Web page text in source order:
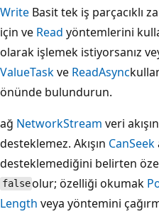
Write Basit tek iş parçacıklı
için ve Read yöntemlerini
olarak işlemek istiyorsanız
ValueTaskve ReadAsync
önünde bulundurun.
ağ NetworkStream veri
desteklemez. Akışın CanSeek
desteklemediğini belirten
falseolur; özelliği okumak
Length veya yöntemini